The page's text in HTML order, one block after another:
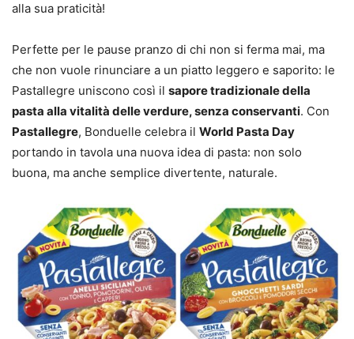
alla sua praticità!
Perfette per le pause pranzo di chi non si ferma mai, ma
che non vuole rinunciare a un piatto leggero e saporito: le
Pastallegre uniscono così il sapore tradizionale della
pasta alla vitalità delle verdure, senza conservanti. Con
Pastallegre, Bonduelle celebra il World Pasta Day
portando in tavola una nuova idea di pasta: non solo
buona, ma anche semplice divertente, naturale.